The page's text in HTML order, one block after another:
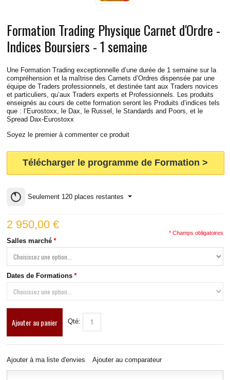
Formation Trading Physique Carnet d'Ordre -
Indices Boursiers - 1 semaine
Une Formation Trading exceptionnelle d’une durée de 1 semaine sur la
compréhension et la maîtrise des Carnets d’Ordres dispensée par une
équipe de Traders professionnels, et destinée tant aux Traders novices
et particuliers, qu’aux Traders experts et Professionnels. Les produits
enseignés au cours de cette formation seront les Produits d’indices tels
que : l’Eurostoxx, le Dax, le Russel, le Standards and Poors, et le
Spread Dax-Eurostoxx
Soyez le premier à commenter ce produit
Télécharger le programme de Formation >
Seulement 120 places restantes
2 950,00 €
*
Salles marché
*
Dates de Formations
* Champs obligatoires
Ajouter au panier Qté:
Ajouter à ma liste d'envies Ajouter au comparateur